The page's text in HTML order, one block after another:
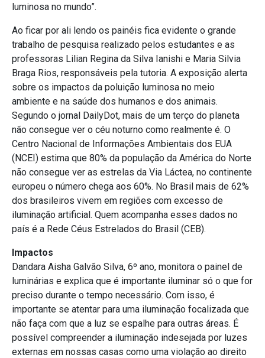
luminosa no mundo”.
Ao ficar por ali lendo os painéis fica evidente o grande
trabalho de pesquisa realizado pelos estudantes e as
professoras Lilian Regina da Silva Ianishi e Maria Silvia
Braga Rios, responsáveis pela tutoria. A exposição alerta
sobre os impactos da poluição luminosa no meio
ambiente e na saúde dos humanos e dos animais.
Segundo o jornal DailyDot, mais de um terço do planeta
não consegue ver o céu noturno como realmente é. O
Centro Nacional de Informações Ambientais dos EUA
(NCEI) estima que 80% da população da América do Norte
não consegue ver as estrelas da Via Láctea, no continente
europeu o número chega aos 60%. No Brasil mais de 62%
dos brasileiros vivem em regiões com excesso de
iluminação artificial. Quem acompanha esses dados no
país é a Rede Céus Estrelados do Brasil (CEB).
Impactos
Dandara Aisha Galvão Silva, 6º ano, monitora o painel de
luminárias e explica que é importante iluminar só o que for
preciso durante o tempo necessário. Com isso, é
importante se atentar para uma iluminação focalizada que
não faça com que a luz se espalhe para outras áreas. É
possível compreender a iluminação indesejada por luzes
externas em nossas casas como uma violação ao direito